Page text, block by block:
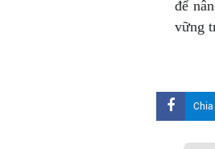
để
vững
Chia